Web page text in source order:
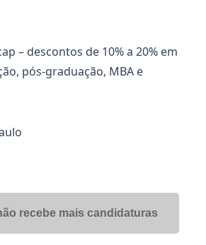
– descontos de 10% a 20% em
pós-graduação, MBA e
recebe mais candidaturas